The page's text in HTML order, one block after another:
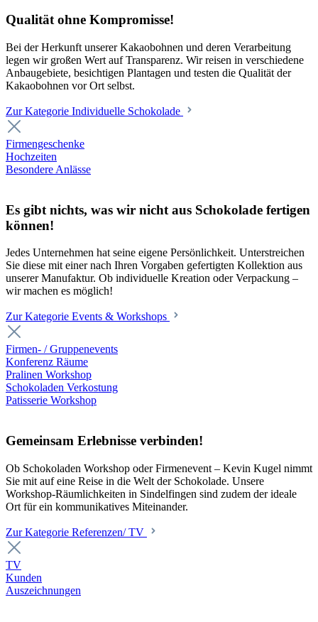
Qualität ohne Kompromisse!
Bei der Herkunft unserer Kakaobohnen und deren Verarbeitung
legen wir großen Wert auf Transparenz. Wir reisen in verschiedene
Anbaugebiete, besichtigen Plantagen und testen die Qualität der
Kakaobohnen vor Ort selbst.
Zur Kategorie Individuelle Schokolade
Firmengeschenke
Hochzeiten
Besondere Anlässe
Es gibt nichts, was wir nicht aus Schokolade fertigen
können!
Jedes Unternehmen hat seine eigene Persönlichkeit. Unterstreichen
Sie diese mit einer nach Ihren Vorgaben gefertigten Kollektion aus
unserer Manufaktur. Ob individuelle Kreation oder Verpackung –
wir machen es möglich!
Zur Kategorie Events & Workshops
Firmen- / Gruppenevents
Konferenz Räume
Pralinen Workshop
Schokoladen Verkostung
Patisserie Workshop
Gemeinsam Erlebnisse verbinden!
Ob Schokoladen Workshop oder Firmenevent – Kevin Kugel nimmt
Sie mit auf eine Reise in die Welt der Schokolade. Unsere
Workshop-Räumlichkeiten in Sindelfingen sind zudem der ideale
Ort für ein kommunikatives Miteinander.
Zur Kategorie Referenzen/ TV
TV
Kunden
Auszeichnungen